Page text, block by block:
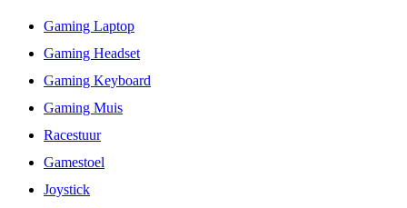
Gaming Laptop
Gaming Headset
Gaming Keyboard
Gaming Muis
Racestuur
Gamestoel
Joystick